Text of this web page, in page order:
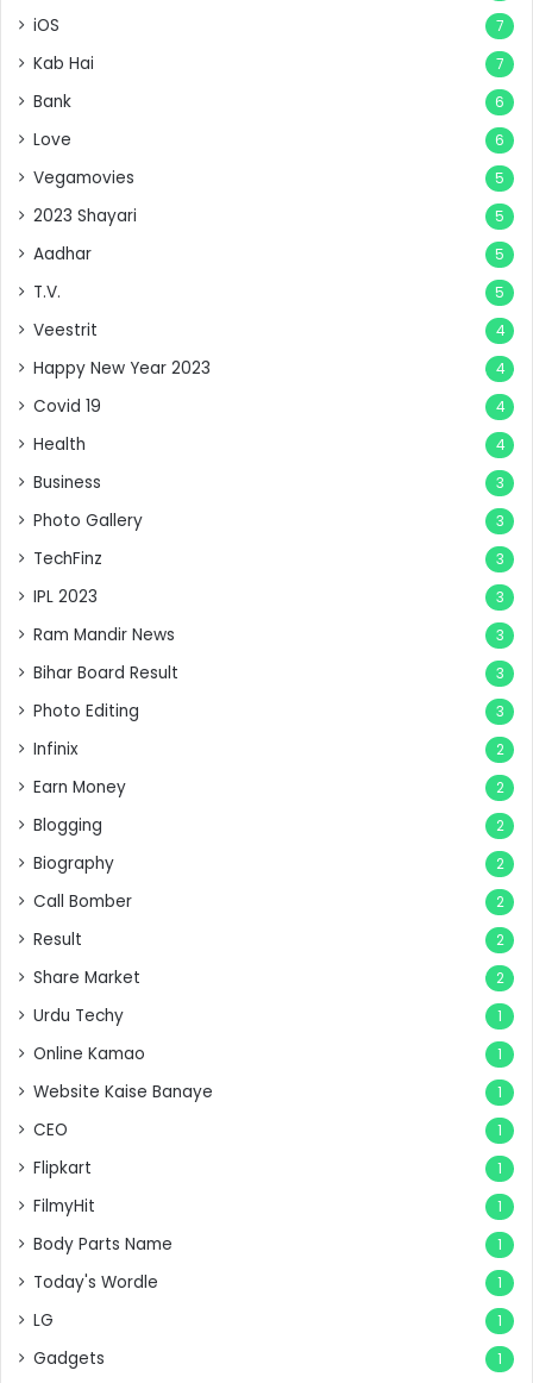
iOS 7
Kab Hai 7
Bank 6
Love 6
Vegamovies 5
2023 Shayari 5
Aadhar 5
T.V. 5
Veestrit 4
Happy New Year 2023 4
Covid 19 4
Health 4
Business 3
Photo Gallery 3
TechFinz 3
IPL 2023 3
Ram Mandir News 3
Bihar Board Result 3
Photo Editing 3
Infinix 2
Earn Money 2
Blogging 2
Biography 2
Call Bomber 2
Result 2
Share Market 2
Urdu Techy 1
Online Kamao 1
Website Kaise Banaye 1
CEO 1
Flipkart 1
FilmyHit 1
Body Parts Name 1
Today's Wordle 1
LG 1
Gadgets 1